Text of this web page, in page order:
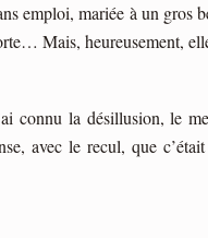
emploi, mariée à un
Mais, heureusement,
la désillusion, le
avec le recul, que